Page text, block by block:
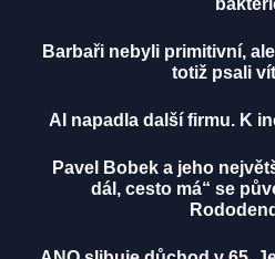
Barbaři nebyli primitivní,
totiž psali
AI napadla další firmu. K
Pavel Bobek a jeho
dál, cesto má“ se